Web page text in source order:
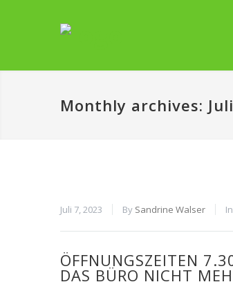
Monthly archives:
Juli 7, 2023 By Sandrine Walser In
ÖFFNUNGSZEITEN
DAS BÜRO NICHT